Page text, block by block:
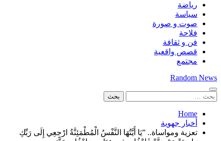
رياضة
سياسة
صوت و صورة
فلاحة
فن و ثقافة
قصص واقعية
مجتمع
Random News
البحث
Home
أخبار جهوية
​تعزية ومواساة.. ​”يَا أَيَّتُهَا النَّفْسُ الْمُطْمَئِنَّةُ ارْجِعِي إِلَى رَبِّكِ